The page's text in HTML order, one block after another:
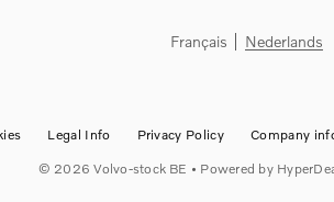
Français Nederlands
Legal Info Privacy Policy Company
© 2026 Volvo-stock BE • Powered by